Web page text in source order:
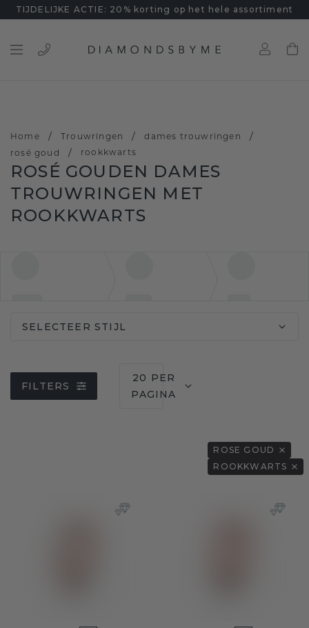
TIJDELIJKE ACTIE: 20% korting op het hele assortiment
Home / Trouwringen / dames trouwringen /
rosé goud / rookkwarts
ROSÉ GOUDEN DAMES
TROUWRINGEN MET
ROOKKWARTS
SELECTEER STIJL
FILTERS
20 PER
PAGINA
ROSE GOUD
ROOKKWARTS